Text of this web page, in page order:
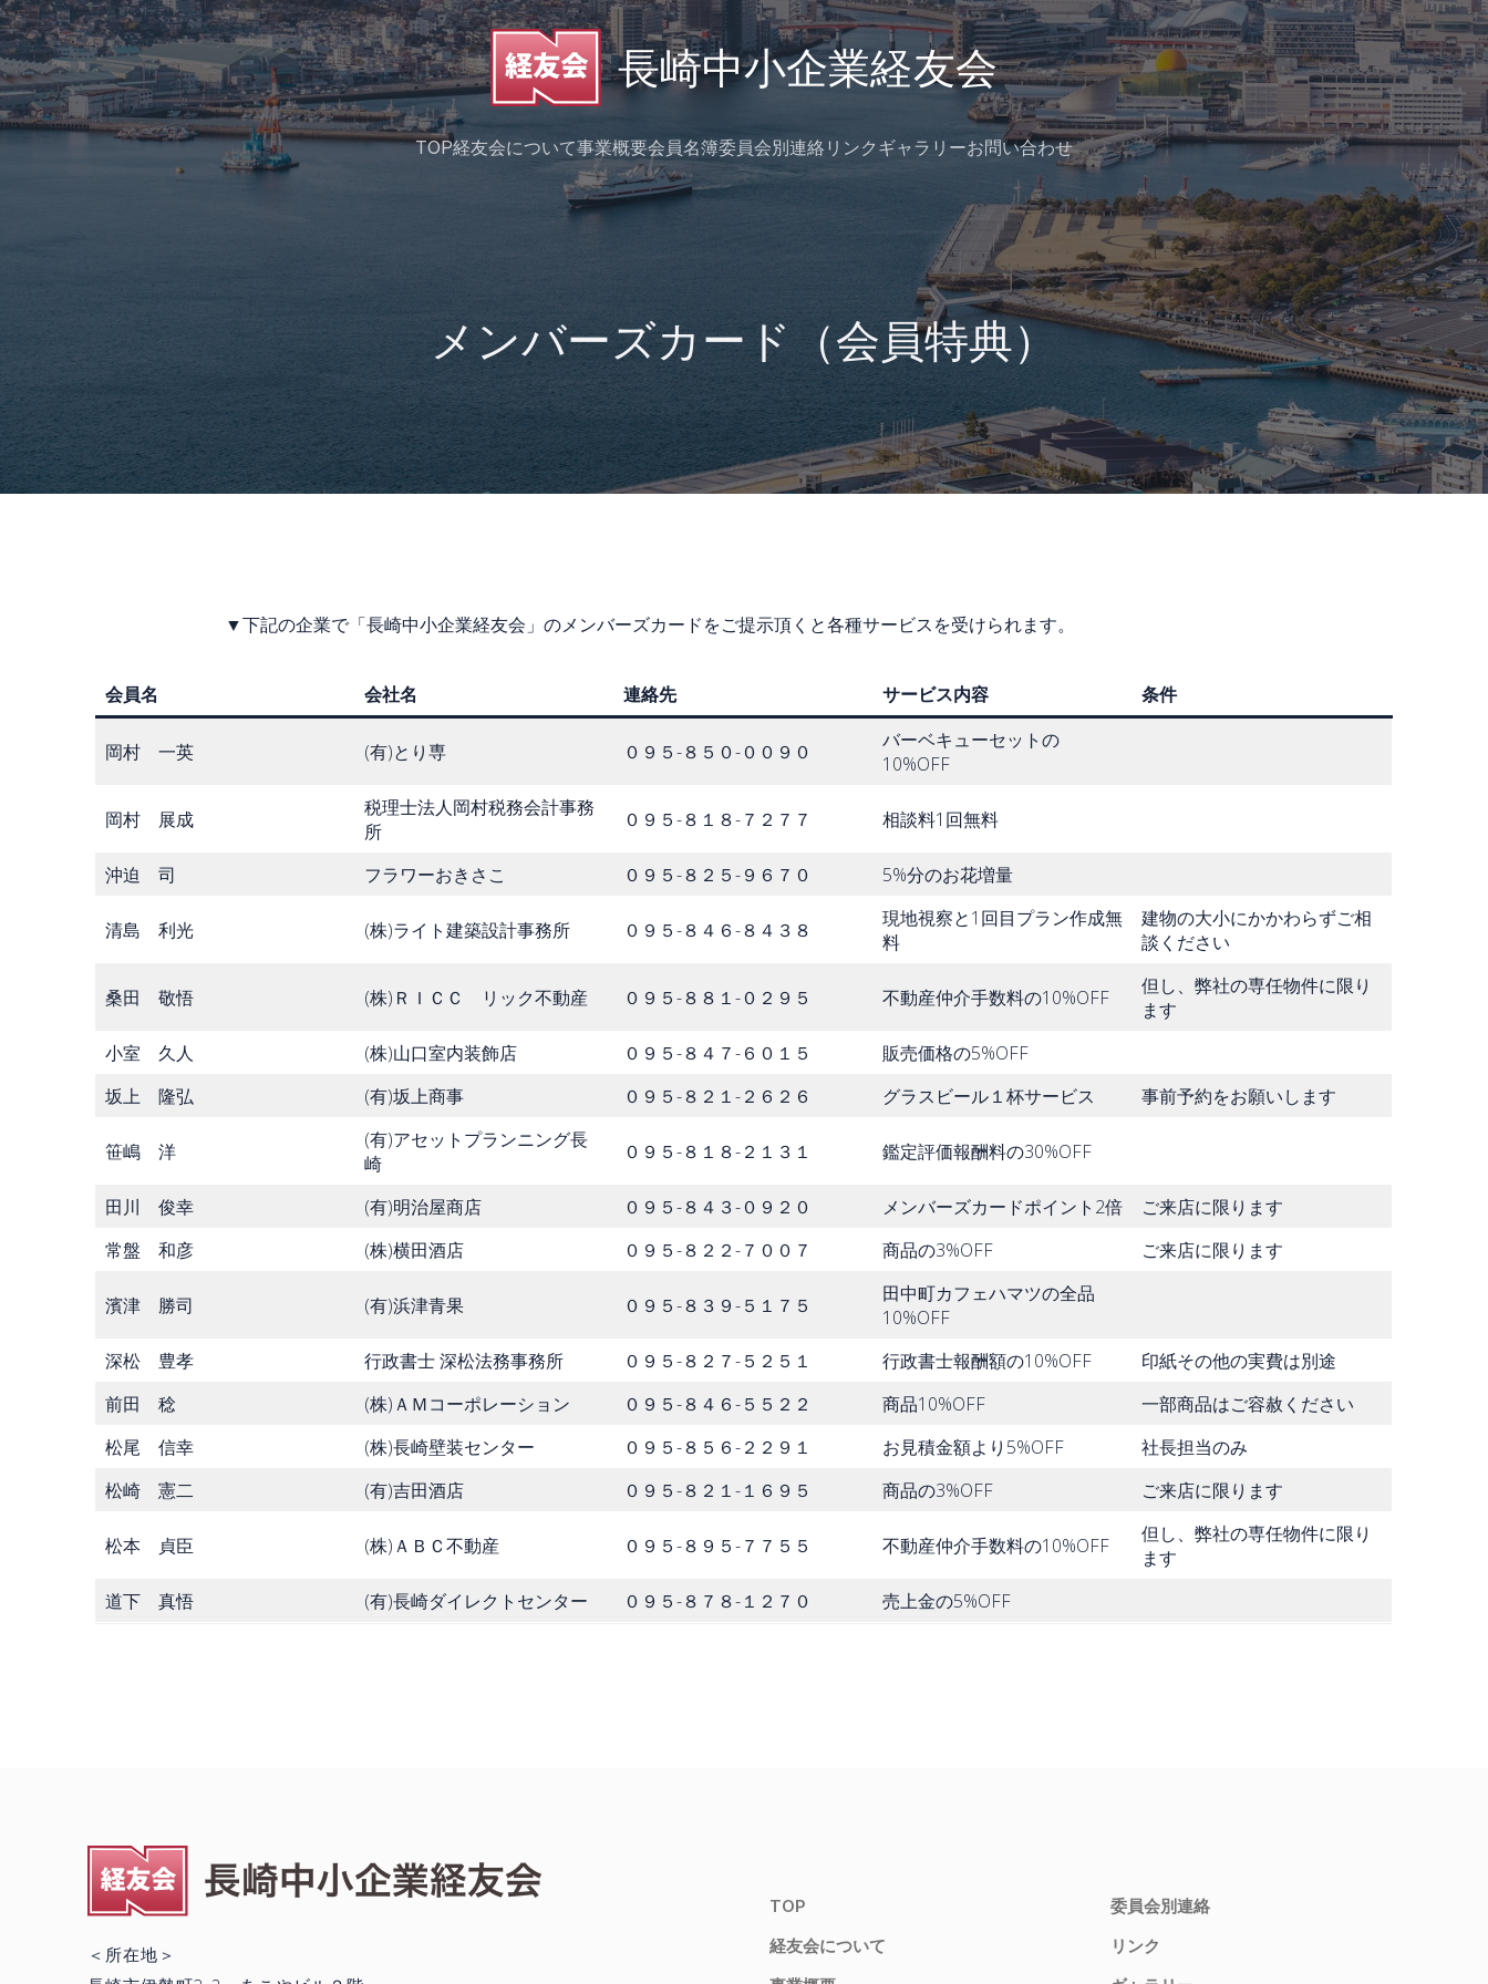
TOP経友会について事業概要会員名簿委員会別連絡 リンク ギャラリーお問い合わせ
メンバーズカード（会員特典）
▼下記の企業で「長崎中小企業経友会」のメンバーズカードをご提示頂くと各種サービスを受けられます。
会員名 会社名 連絡先 サービス内容 条件
岡村 一英 (有)とり専 ０９５-８５０-００９０
バーベキューセットの
10%OFF
岡村 展成
税理士法人岡村税務会計事務
所
０９５-８１８-７２７７ 相談料1回無料
沖迫 司 フラワーおきさこ ０９５-８２５-９６７０ 5%分のお花増量
清島 利光 (株)ライト建築設計事務所 ０９５-８４６-８４３８
現地視察と1回目プラン作成無
料
建物の大小にかかわらずご相
談ください
桑田 敬悟 (株)ＲＩＣＣ リック不動産 ０９５-８８１-０２９５ 不動産仲介手数料の10%OFF
但し、弊社の専任物件に限り
ます
小室 久人
(株)山口室内装飾店 ０９５-８４７-６０１５
販売価格の5%OFF
坂上 隆弘
(有)坂上商事 ０９５-８２１-２６２６ グラスビール１杯サービス 事前予約をお願いします
笹嶋 洋
(有)アセットプランニング長
崎
０９５-８１８-２１３１ 鑑定評価報酬料の30%OFF
田川 俊幸 (有)明治屋商店 ０９５-８４３-０９２０ メンバーズカードポイント2倍
ご来店に限ります
常盤 和彦
(株)横田酒店 ０９５-８２２-７００７ 商品の3%OFF ご来店に限ります
濱津 勝司 (有)浜津青果 ０９５-８３９-５１７５
田中町カフェハマツの全品
10%OFF
深松 豊孝
行政書士 深松法務事務所 ０９５-８２７-５２５１ 行政書士報酬額の10%OFF
印紙その他の実費は別途
前田 稔
(株)ＡＭコーポレーション ０９５-８４６-５５２２ 商品10%OFF
一部商品はご容赦ください
松尾 信幸
(株)長崎壁装センター ０９５-８５６-２２９１ お見積金額より5%OFF
社長担当のみ
松崎 憲二
(有)吉田酒店 ０９５-８２１-１６９５ 商品の3%OFF ご来店に限ります
松本 貞臣 (株)ＡＢＣ不動産 ０９５-８９５-７７５５ 不動産仲介手数料の10%OFF
但し、弊社の専任物件に限り
ます
道下 真悟
(有)長崎ダイレクトセンター ０９５-８７８-１２７０ 売上金の5%OFF
＜所在地＞
TOP
経友会について
委員会別連絡
リンク